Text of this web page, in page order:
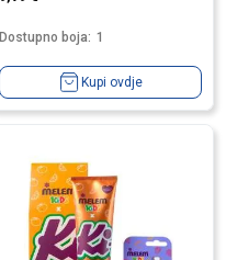
Dostupno boja: 1
Kupi ovdje